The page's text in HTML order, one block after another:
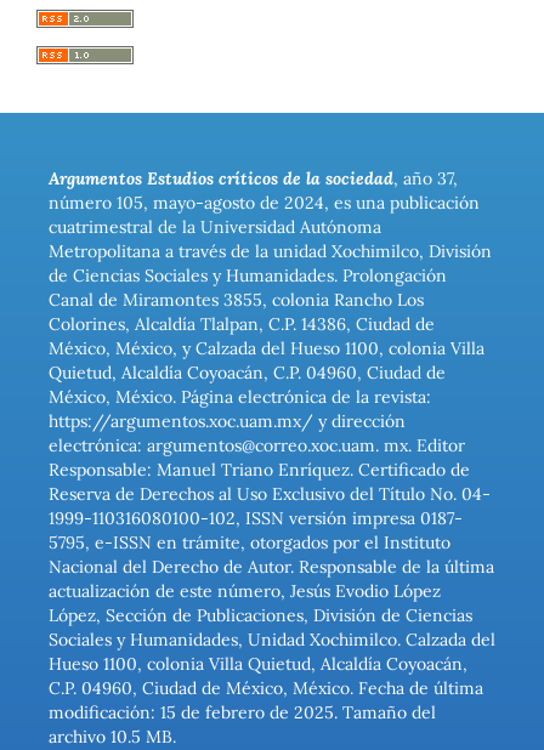
Argumentos Estudios críticos de la sociedad, año 37,
número 105, mayo-agosto de 2024, es una publicación
cuatrimestral de la Universidad Autónoma
Metropolitana a través de la unidad Xochimilco, División
de Ciencias Sociales y Humanidades. Prolongación
Canal de Miramontes 3855, colonia Rancho Los
Colorines, Alcaldía Tlalpan, C.P. 14386, Ciudad de
México, México, y Calzada del Hueso 1100, colonia Villa
Quietud, Alcaldía Coyoacán, C.P. 04960, Ciudad de
México, México. Página electrónica de la revista:
https://argumentos.xoc.uam.mx/ y dirección
electrónica: argumentos@correo.xoc.uam. mx. Editor
Responsable: Manuel Triano Enríquez. Certificado de
Reserva de Derechos al Uso Exclusivo del Título No. 04-
1999-110316080100-102, ISSN versión impresa 0187-
5795, e-ISSN en trámite, otorgados por el Instituto
Nacional del Derecho de Autor. Responsable de la última
actualización de este número, Jesús Evodio López
López, Sección de Publicaciones, División de Ciencias
Sociales y Humanidades, Unidad Xochimilco. Calzada del
Hueso 1100, colonia Villa Quietud, Alcaldía Coyoacán,
C.P. 04960, Ciudad de México, México. Fecha de última
modificación: 15 de febrero de 2025. Tamaño del
archivo 10.5 MB.